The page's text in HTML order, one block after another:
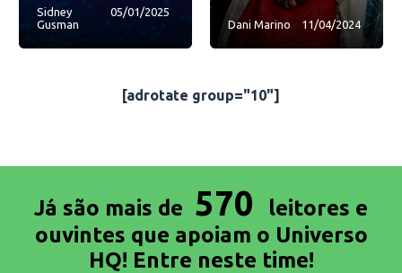
Sidney
Gusman
05/01/2025
Dani Marino 11/04/2024
[adrotate group="10"]
Já são mais de 570
leitores e
ouvintes que apoiam o Universo
HQ! Entre neste time!